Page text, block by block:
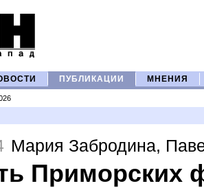
ПУБЛИКАЦИИ МНЕНИЯ
Мария Забродина,
Приморских